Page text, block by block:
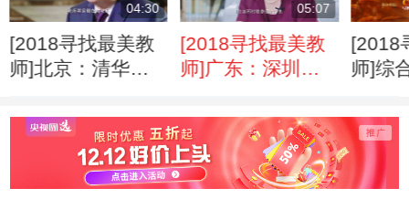
04:30
[2018寻找最美教
师]北京：清华大
05:07
[2018寻找最美教
师]广东：深圳市
春华
[2018
师]综